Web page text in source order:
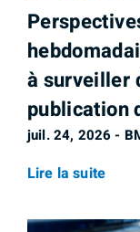
à surveiller
publication
juil. 24, 2026 -
Lire la suite